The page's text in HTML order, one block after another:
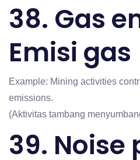
38. Gas
Emisi gas
Example: Mining activities
emissions.
(Aktivitas tambang
39.